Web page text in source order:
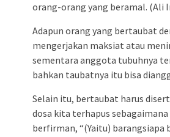
orang-orang yang beramal. (Ali
Adapun orang yang bertaubat
mengerjakan maksiat atau
sementara anggota tubuhnya
bahkan taubatnya itu bisa
Selain itu, bertaubat harus
dosa kita terhapus
berfirman, “(Yaitu) barangsiapa